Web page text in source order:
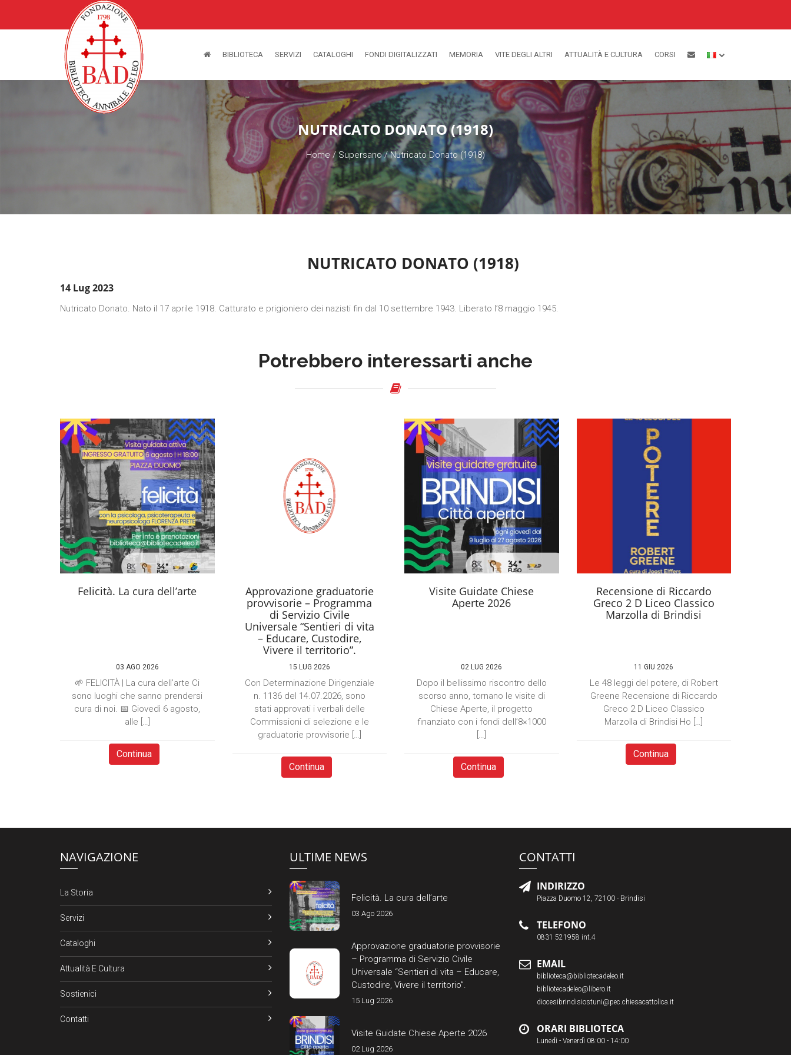
BIBLIOTECA SERVIZI CATALOGHI FONDI DIGITALIZZATI MEMORIA VITE DEGLI ALTRI ATTUALITÀ E CULTURA CORSI
NUTRICATO DONATO (1918)
Home /Supersano/Nutricato Donato (1918)
NUTRICATO DONATO (1918)
14 Lug 2023
Nutricato Donato. Nato il 17 aprile 1918. Catturato e prigioniero dei nazisti fin dal 10 settembre 1943. Liberato l’8 maggio 1945.
Potrebbero interessarti anche
Felicità. La cura dell’arte
03 AGO 2026
🌱 FELICITÀ | La cura dell’arte Ci
sono luoghi che sanno prendersi
cura di noi. 📅 Giovedì 6 agosto,
alle […]
Continua
Approvazione graduatorie
provvisorie – Programma
di Servizio Civile
Universale “Sentieri di vita
– Educare, Custodire,
Vivere il territorio”.
15 LUG 2026
Con Determinazione Dirigenziale
n. 1136 del 14.07.2026, sono
stati approvati i verbali delle
Commissioni di selezione e le
graduatorie provvisorie […]
Continua
Visite Guidate Chiese
Aperte 2026
02 LUG 2026
Dopo il bellissimo riscontro dello
scorso anno, tornano le visite di
Chiese Aperte, il progetto
finanziato con i fondi dell’8×1000
Continua
Recensione di Riccardo
Greco 2 D Liceo Classico
Marzolla di Brindisi
11 GIU 2026
Le 48 leggi del potere, di Robert
Greene Recensione di Riccardo
Greco 2 D Liceo Classico
Marzolla di Brindisi Ho […]
Continua
NAVIGAZIONE
La Storia
Servizi
Cataloghi
Attualità E Cultura
Sostienici
Contatti
ULTIME NEWS
Felicità. La cura dell’arte
03 Ago 2026
Approvazione graduatorie provvisorie
– Programma di Servizio Civile
Universale “Sentieri di vita – Educare,
Custodire, Vivere il territorio”.
15 Lug 2026
Visite Guidate Chiese Aperte 2026
02 Lug 2026
CONTATTI
INDIRIZZO
Piazza Duomo 12, 72100 - Brindisi
TELEFONO
0831 521958 int.4
EMAIL
biblioteca@bibliotecadeleo.it
bibliotecadeleo@libero.it
diocesibrindisiostuni@pec.chiesacattolica.it
ORARI BIBLIOTECA
Lunedì - Venerdì 08:00 - 14:00